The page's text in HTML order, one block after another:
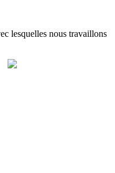
lesquelles nous travaillons